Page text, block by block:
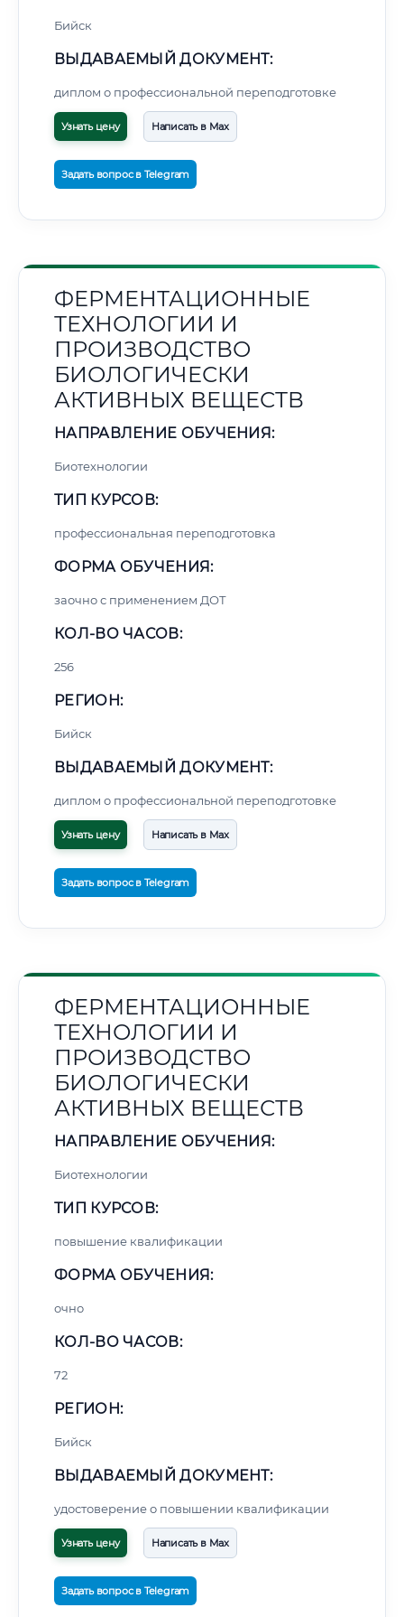
Бийск
ВЫДАВАЕМЫЙ ДОКУМЕНТ:
диплом о профессиональной переподготовке
Узнать цену Написать в Max
Задать вопрос в Telegram
ФЕРМЕНТАЦИОННЫЕ
ТЕХНОЛОГИИ И
ПРОИЗВОДСТВО
БИОЛОГИЧЕСКИ
АКТИВНЫХ ВЕЩЕСТВ
НАПРАВЛЕНИЕ ОБУЧЕНИЯ:
Биотехнологии
ТИП КУРСОВ:
профессиональная переподготовка
ФОРМА ОБУЧЕНИЯ:
заочно с применением ДОТ
КОЛ-ВО ЧАСОВ:
256
РЕГИОН:
Бийск
ВЫДАВАЕМЫЙ ДОКУМЕНТ:
диплом о профессиональной переподготовке
Узнать цену Написать в Max
Задать вопрос в Telegram
ФЕРМЕНТАЦИОННЫЕ
ТЕХНОЛОГИИ И
ПРОИЗВОДСТВО
БИОЛОГИЧЕСКИ
АКТИВНЫХ ВЕЩЕСТВ
НАПРАВЛЕНИЕ ОБУЧЕНИЯ:
Биотехнологии
ТИП КУРСОВ:
повышение квалификации
ФОРМА ОБУЧЕНИЯ:
очно
КОЛ-ВО ЧАСОВ:
72
РЕГИОН:
Бийск
ВЫДАВАЕМЫЙ ДОКУМЕНТ:
удостоверение о повышении квалификации
Узнать цену Написать в Max
Задать вопрос в Telegram